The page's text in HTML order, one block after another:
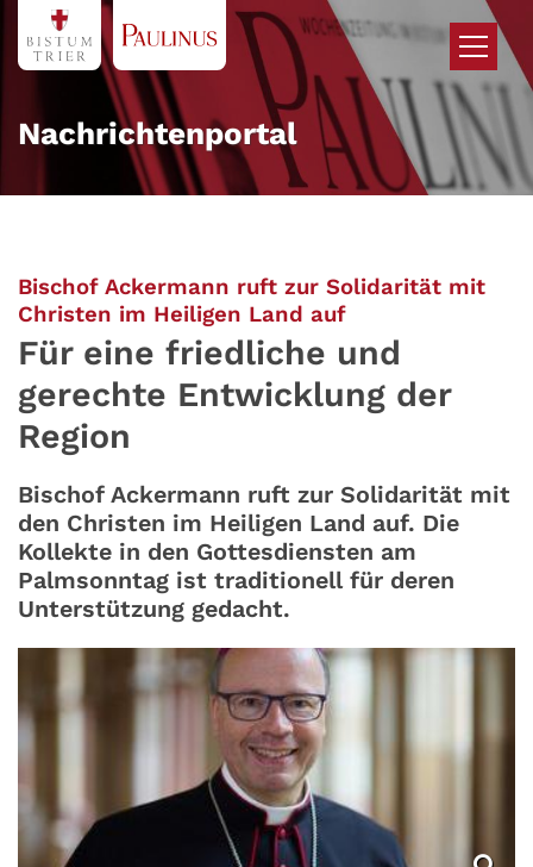
Zum Inhalt springen
Nachrichtenportal
Bischof Ackermann ruft zur Solidarität mit
Christen im Heiligen Land auf:
Für eine friedliche und
gerechte Entwicklung der
Region
Bischof Ackermann ruft zur Solidarität mit
den Christen im Heiligen Land auf. Die
Kollekte in den Gottesdiensten am
Palmsonntag ist traditionell für deren
Unterstützung gedacht.